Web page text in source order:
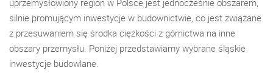
uprzemysłowiony region w Polsce jest jednocześnie obszarem,
silnie promującym inwestycje w budownictwie, co jest związane
z przesuwaniem się środka ciężkości z górnictwa na inne
obszary przemysłu. Poniżej przedstawiamy wybrane śląskie
inwestycje budowlane.